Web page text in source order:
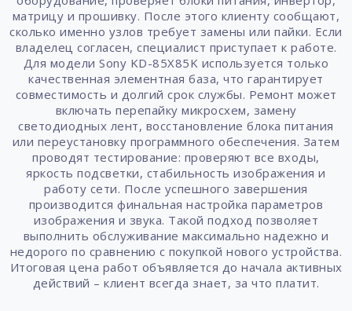
матрицу и прошивку. После этого клиенту сообщают,
сколько именно узлов требует замены или пайки. Если
владелец согласен, специалист приступает к работе.
Для модели Sony KD-85X85K используется только
качественная элементная база, что гарантирует
совместимость и долгий срок службы. Ремонт может
включать перепайку микросхем, замену
светодиодных лент, восстановление блока питания
или переустановку программного обеспечения. Затем
проводят тестирование: проверяют все входы,
яркость подсветки, стабильность изображения и
работу сети. После успешного завершения
производится финальная настройка параметров
изображения и звука. Такой подход позволяет
выполнить обслуживание максимально надежно и
недорого по сравнению с покупкой нового устройства.
Итоговая цена работ объявляется до начала активных
действий – клиент всегда знает, за что платит.